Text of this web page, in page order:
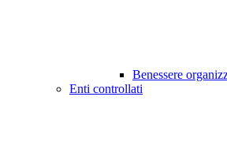
Benessere
Enti controllati